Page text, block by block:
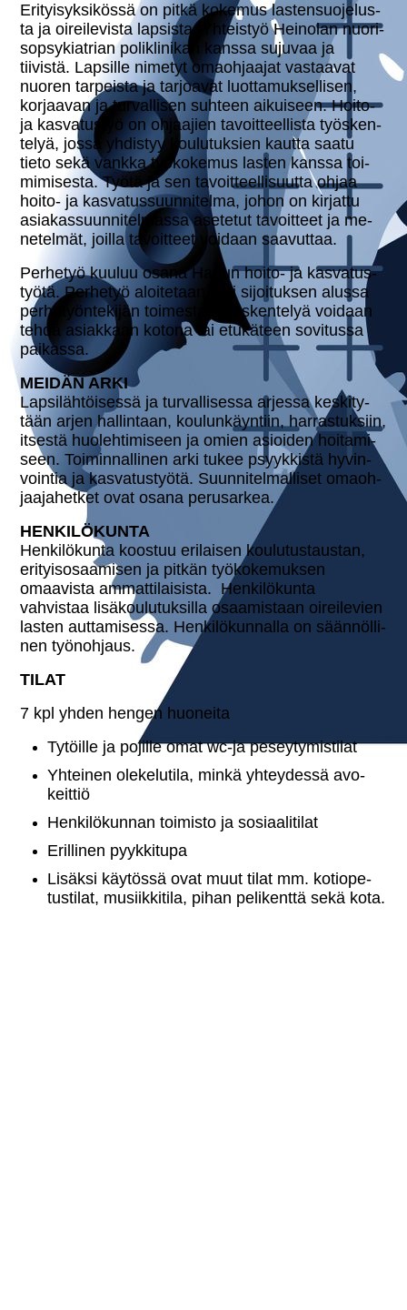
Eri­tyi­syk­si­kös­sä on pitkä kokemus las­ten­suo­je­lus­
ta ja oi­rei­le­vis­ta lapsista. Yhteistyö Heinolan nuo­ri­
sop­sy­kiat­rian po­likli­ni­kan kanssa sujuvaa ja
tiivistä. Lapsille nimetyt omaoh­jaa­jat vastaavat
nuoren tarpeista ja tarjoavat luot­ta­muk­sel­li­sen,
korjaavan ja tur­val­li­sen suhteen aikuiseen. Hoito-
ja kas­va­tus­työ on ohjaajien ta­voit­teel­lis­ta työs­ken­
te­lyä, jossa yhdistyy kou­lu­tuk­sien kautta saatu
tieto sekä vankka työ­ko­ke­mus lasten kanssa toi­
mimi­ses­ta. Työtä ja sen ta­voit­teel­li­suut­ta ohjaa
hoito- ja kas­va­tus­suun­ni­tel­ma, johon on kirjattu
asia­kas­suun­ni­tel­mas­sa asetetut ta­voit­teet ja me­
ne­tel­mät, joilla ta­voit­teet voidaan saavuttaa.
Perhetyö kuuluu osana Harjun hoito- ja kas­va­tus­
työ­tä. Perhetyö aloi­te­taan heti si­joi­tuk­sen alussa
per­he­työn­te­ki­jän toimesta. Työs­ken­te­lyä voidaan
tehdä asiakkaan kotona tai etukäteen sovitussa
paikassa.
MEIDÄN ARKI
Lap­si­läh­töi­ses­sä ja tur­val­li­ses­sa arjessa kes­ki­ty­
tään arjen hal­lin­taan, kou­lun­käyn­tiin, har­ras­tuk­siin,
itsestä huo­leh­ti­mi­seen ja omien asioiden hoi­ta­mi­
seen. Toi­min­nal­li­nen arki tukee psyyk­kis­tä hy­vin­
voin­tia ja kas­va­tus­työ­tä. Suun­ni­tel­mal­li­set omaoh­
jaa­ja­het­ket ovat osana pe­rus­ar­kea.
HEN­KI­LÖ­KUN­TA
Hen­ki­lö­kun­ta koostuu erilaisen kou­lu­tus­taus­tan,
eri­tyis­osaa­mi­sen ja pitkän työ­ko­ke­muk­sen
omaavista am­mat­ti­lai­sis­ta. Hen­ki­lö­kun­ta
vahvistaa li­sä­kou­lu­tuk­sil­la osaa­mis­taan oi­rei­le­vien
lasten aut­ta­mi­ses­sa. Hen­ki­lö­kun­nal­la on sään­nöl­li­
nen työ­noh­jaus.
TILAT
7 kpl yhden hengen huoneita
Tytöille ja pojille omat wc-ja peseytymistilat
Yhteinen ole­ke­lu­ti­la, minkä yh­tey­des­sä avo­
keit­tiö
Hen­ki­lö­kun­nan toimisto ja so­si­aa­li­ti­lat
Erillinen pyyk­ki­tu­pa
Lisäksi käytössä ovat muut tilat mm. ko­tio­pe­
tus­ti­lat, musiik­ki­ti­la, pihan pe­li­kent­tä sekä kota.